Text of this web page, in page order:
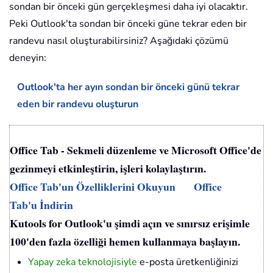
sondan bir önceki gün gerçekleşmesi daha iyi olacaktır.
Peki Outlook'ta sondan bir önceki güne tekrar eden bir
randevu nasıl oluşturabilirsiniz? Aşağıdaki çözümü
deneyin:
Outlook'ta her ayın sondan bir önceki günü tekrar
eden bir randevu oluşturun
Office Tab - Sekmeli düzenleme ve Microsoft Office'de
gezinmeyi etkinleştirin, işleri kolaylaştırın.
Office Tab'un Özelliklerini Okuyun
Office
Tab'u İndirin
Kutools for Outlook'u şimdi açın ve sınırsız erişimle
100'den fazla özelliği hemen kullanmaya başlayın.
Yapay zeka teknolojisiyle e-posta üretkenliğinizi